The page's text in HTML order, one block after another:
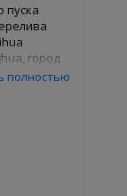
пуска
город
полностью